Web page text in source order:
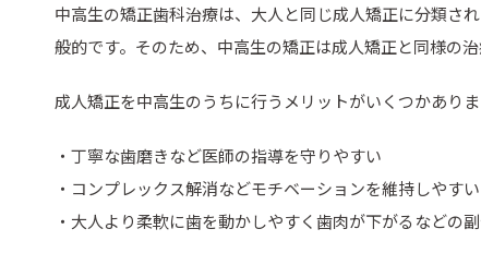
中高生の矯正歯科治療は、大人と同じ成人矯正に分類さ
般的です。そのため、中高生の矯正は成人矯正と同様の
成人矯正を中高生のうちに行うメリットがいくつかありま
・丁寧な歯磨きなど医師の指導を守りやすい
・コンプレックス解消などモチベーションを維持しやすい
・大人より柔軟に歯を動かしやすく歯肉が下がるなどの